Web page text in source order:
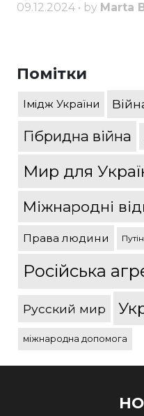
09.12.2024 • by Marta
Помітки
Імідж України
Гібридна війна
Мир для
Міжнародні
Права людини Путін
Російська
Русский мир
міжнародна допомога